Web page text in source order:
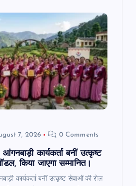
7, 2026 0 Comments
कार्यकर्ता बनीं उत्कृष्ट
किया जाएगा सम्मानित।
कार्यकर्ता बनीं उत्कृष्ट सेवाओं की रोल